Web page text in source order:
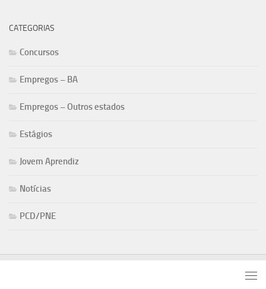
CATEGORIAS
Concursos
Empregos – BA
Empregos – Outros estados
Estágios
Jovem Aprendiz
Notícias
PCD/PNE